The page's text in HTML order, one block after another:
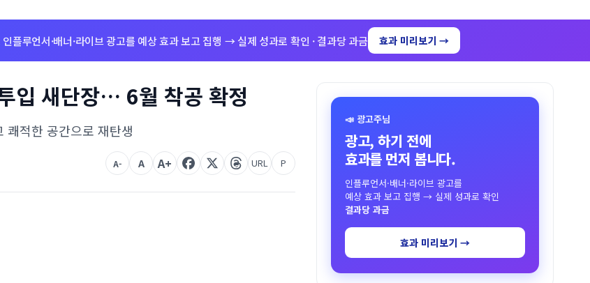
인플루언서·배너·라이브 광고를 예상 효과 보고 집행 → 실제 성과로 확인 · 결과당 과금 효과 미리보기 →
입 새단장… 6월 착공 확정
쾌적한 공간으로 재탄생
A- A A+ URL P
📣 광고주님
광고, 하기 전에
효과를 먼저 봅니다.
인플루언서·배너·라이브 광고를
예상 효과 보고 집행 → 실제 성과로 확인
결과당 과금
효과 미리보기 →